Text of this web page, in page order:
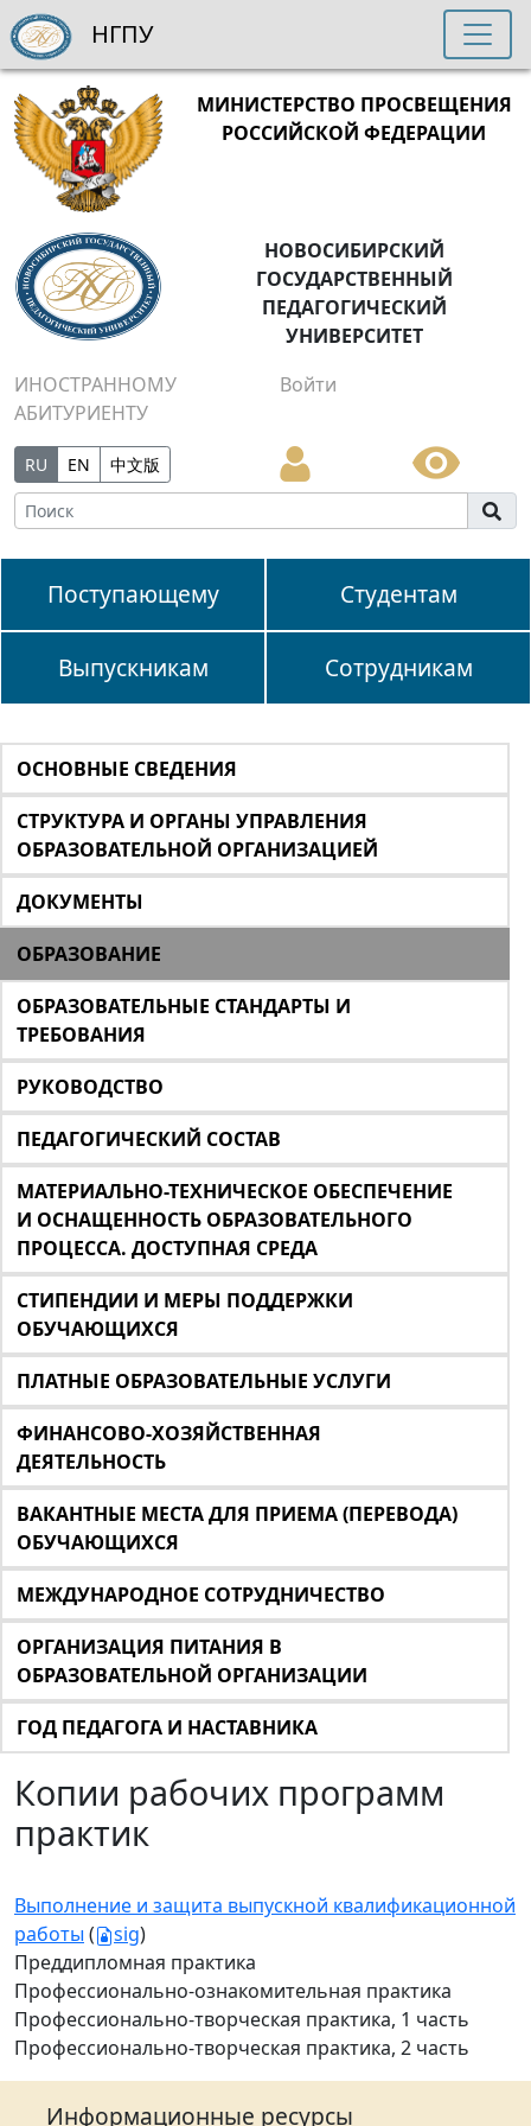
МИНИСТЕРСТВО ПРОСВЕЩЕНИЯ
РОССИЙСКОЙ ФЕДЕРАЦИИ
НОВОСИБИРСКИЙ
ГОСУДАРСТВЕННЫЙ
ПЕДАГОГИЧЕСКИЙ
УНИВЕРСИТЕТ
ИНОСТРАННОМУ
АБИТУРИЕНТУ
Войти
RU EN 中文版
Поступающему Студентам
Выпускникам Сотрудникам
НГПУ
ОСНОВНЫЕ СВЕДЕНИЯ
СТРУКТУРА И ОРГАНЫ УПРАВЛЕНИЯ
ОБРАЗОВАТЕЛЬНОЙ ОРГАНИЗАЦИЕЙ
ДОКУМЕНТЫ
ОБРАЗОВАНИЕ
ОБРАЗОВАТЕЛЬНЫЕ СТАНДАРТЫ И
ТРЕБОВАНИЯ
РУКОВОДСТВО
ПЕДАГОГИЧЕСКИЙ СОСТАВ
МАТЕРИАЛЬНО-ТЕХНИЧЕСКОЕ ОБЕСПЕЧЕНИЕ
И ОСНАЩЕННОСТЬ ОБРАЗОВАТЕЛЬНОГО
ПРОЦЕССА. ДОСТУПНАЯ СРЕДА
СТИПЕНДИИ И МЕРЫ ПОДДЕРЖКИ
ОБУЧАЮЩИХСЯ
ПЛАТНЫЕ ОБРАЗОВАТЕЛЬНЫЕ УСЛУГИ
ФИНАНСОВО-ХОЗЯЙСТВЕННАЯ
ДЕЯТЕЛЬНОСТЬ
ВАКАНТНЫЕ МЕСТА ДЛЯ ПРИЕМА (ПЕРЕВОДА)
ОБУЧАЮЩИХСЯ
МЕЖДУНАРОДНОЕ СОТРУДНИЧЕСТВО
ОРГАНИЗАЦИЯ ПИТАНИЯ В
ОБРАЗОВАТЕЛЬНОЙ ОРГАНИЗАЦИИ
ГОД ПЕДАГОГА И НАСТАВНИКА
Копии рабочих программ
практик
Выполнение и защита выпускной квалификационной
работы ( sig)
Преддипломная практика
Профессионально-ознакомительная практика
Профессионально-творческая практика, 1 часть
Профессионально-творческая практика, 2 часть
Информационные ресурсы